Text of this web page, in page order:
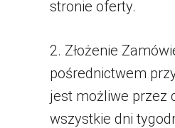
stronie oferty.
2. Złożenie
pośrednictwem
jest możliwe przez
wszystkie dni